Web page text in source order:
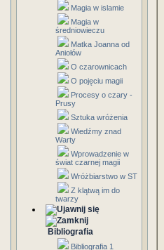
Magia w islamie
Magia w
średniowieczu
Matka Joanna od
Aniołów
O czarownicach
O pojęciu magii
Procesy o czary -
Prusy
Sztuka wróżenia
Wiedźmy znad
Warty
Wprowadzenie w
świat czarnej magii
Wróżbiarstwo w ST
Z klątwą im do
twarzy
Bibliografia
Bibliografia 1